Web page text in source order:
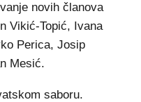
novih članova
Vikić-Topić, Ivana
Perica, Josip
Mesić.
saboru.